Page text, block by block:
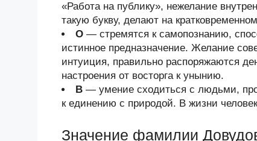
«Работа на публику», нежелание
такую букву, делают на
О — стремятся к самопознанию,
истинное предназначение. Желание
интуиция, правильно распоряжаются
настроения от восторга к унынию.
В — умение сходиться с людьми,
к единению с природой. В жизни
Значение фамилии